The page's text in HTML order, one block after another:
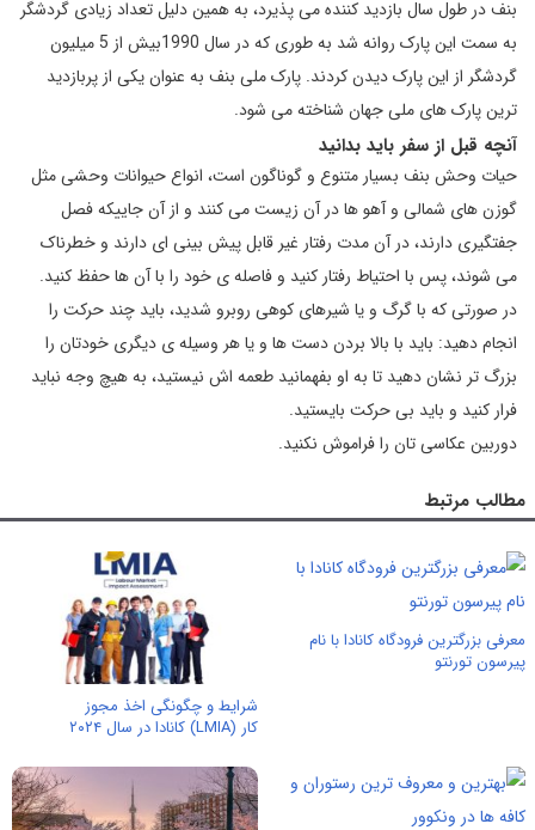
بنف در طول سال بازدید کننده می پذیرد، به همین دلیل تعداد زیادی گردشگر
به سمت این پارک روانه شد به طوری که در سال 1990بیش از 5 میلیون
گردشگر از این پارک دیدن کردند. پارک ملی بنف به عنوان یکی از پربازدید
ترین پارک های ملی جهان شناخته می شود.
آنچه قبل از سفر باید بدانید
حیات وحش بنف بسیار متنوع و گوناگون است، انواع حیوانات وحشی مثل
گوزن های شمالی و آهو ها در آن زیست می کنند و از آن جاییکه فصل
جفتگیری دارند، در آن مدت رفتار غیر قابل پیش بینی ای دارند و خطرناک
می شوند، پس با احتیاط رفتار کنید و فاصله ی خود را با آن ها حفظ کنید.
در صورتی که با گرگ و یا شیرهای کوهی روبرو شدید، باید چند حرکت را
انجام دهید: باید با بالا بردن دست ها و یا هر وسیله ی دیگری خودتان را
بزرگ تر نشان دهید تا به او بفهمانید طعمه اش نیستید، به هیچ وجه نباید
فرار کنید و باید بی حرکت بایستید.
دوربین عکاسی تان را فراموش نکنید.
مطالب مرتبط
معرفی بزرگترین فرودگاه کانادا با نام
پیرسون تورنتو
شرایط و چگونگی اخذ مجوز
کار (LMIA) کانادا در سال ۲۰۲۴